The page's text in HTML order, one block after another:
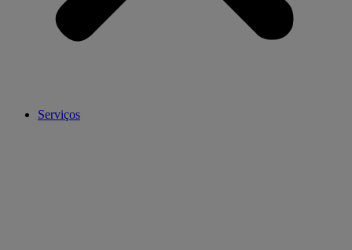
Serviços